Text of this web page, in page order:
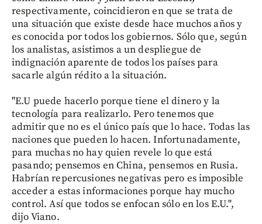
respectivamente, coincidieron en que se trata de
una situación que existe desde hace muchos años y
es conocida por todos los gobiernos. Sólo que, según
los analistas, asistimos a un despliegue de
indignación aparente de todos los países para
sacarle algún rédito a la situación.
"E.U puede hacerlo porque tiene el dinero y la
tecnología para realizarlo. Pero tenemos que
admitir que no es el único país que lo hace. Todas las
naciones que pueden lo hacen. Infortunadamente,
para muchas no hay quien revele lo que está
pasando; pensemos en China, pensemos en Rusia.
Habrían repercusiones negativas pero es imposible
acceder a estas informaciones porque hay mucho
control. Así que todos se enfocan sólo en los E.U.",
dijo Viano.